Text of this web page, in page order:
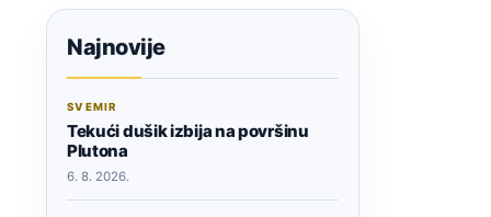
Najnovije
SVEMIR
Tekući dušik izbija na površinu
Plutona
6. 8. 2026.